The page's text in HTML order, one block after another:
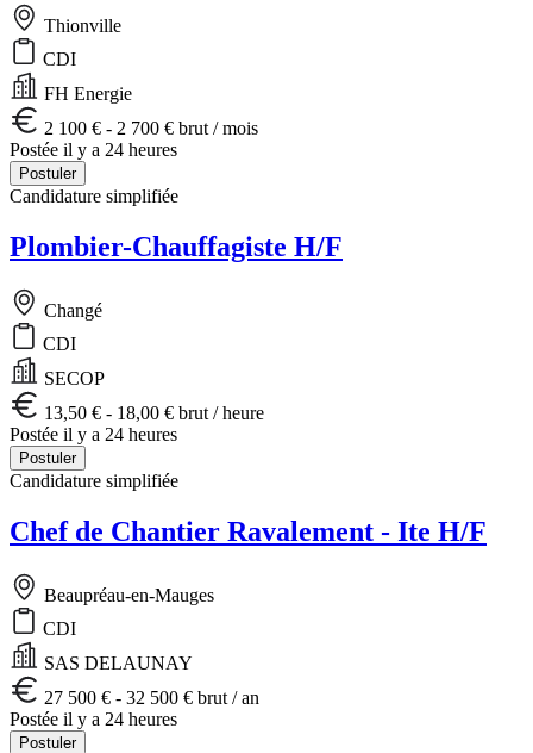
Thionville
CDI
FH Energie
2 100 € - 2 700 € brut / mois
Postée il y a 24 heures
Postuler
Candidature simplifiée
Plombier-Chauffagiste H/F
Changé
CDI
SECOP
13,50 € - 18,00 € brut / heure
Postée il y a 24 heures
Postuler
Candidature simplifiée
Chef de Chantier Ravalement - Ite H/F
Beaupréau-en-Mauges
CDI
SAS DELAUNAY
27 500 € - 32 500 € brut / an
Postée il y a 24 heures
Postuler